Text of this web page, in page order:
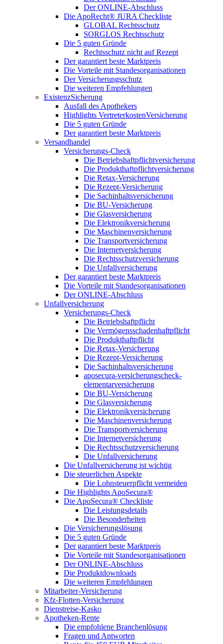
Der ONLINE-Abschluss
Die ApoRecht® JURA Checkliste
GLOBAL Rechtsschutz
SORGLOS Rechtsschutz
Die 5 guten Gründe
Rechtsschutz nicht auf Rezept
Der garantiert beste Marktpreis
Die Vorteile mit Standesorganisationen
Der Versicherungsschutz
Die weiteren Empfehlungen
ExistenzSicherung
Ausfall des Apothekers
Highlights VertreterkostenVersicherung
Die 5 guten Gründe
Der garantiert beste Marktpreis
Versandhandel
Versicherungs-Check
Die Betriebshaftpflichtversicherung
Die Produkthaftpflichtversicherung
Die Retax-Versicherung
Die Rezept-Versicherung
Die Sachinhaltsversicherung
Die BU-Versicherung
Die Glasversicherung
Die Elektronikversicherung
Die Maschinenversicherung
Die Transportversicherung
Die Internetversicherung
Die Rechtsschutzversicherung
Die Unfallversicherung
Der garantiert beste Marktpreis
Die Vorteile mit Standesorganisationen
Der ONLINE-Abschluss
Unfallversicherung
Versicherungs-Check
Die Betriebshaftpflicht
Die Vermögensschadenhaftpflicht
Die Produkthaftpflicht
Die Retax-Versicherung
Die Rezept-Versicherung
Die Sachinhaltsversicherung
aposecura-versicherungscheck-
elementarversicherung
Die BU-Versicherung
Die Glasversicherung
Die Elektronikversicherung
Die Maschinenversicherung
Die Transportversicherung
Die Internetversicherung
Die Rechtsschutzversicherung
Die Unfallversicherung
Die Unfallversicherung ist wichtig
Die steuerlichen Aspekte
Die Lohnsteuerpflicht vermeiden
Die Highlights ApoSecura®
Die ApoSecura® Checkliste
Die Leistungsdetails
Die Besonderheiten
Die Versicherungslösung
Die 5 guten Gründe
Der garantiert beste Marktpreis
Die Vorteile mit Standesorganisationen
Der ONLINE-Abschluss
Die Produktdownloads
Die weiteren Empfehlungen
Mitarbeiter-Versicherung
Kfz-Flotten-Versicherung
Dienstreise-Kasko
Apotheken-Rente
Die empfohlene Branchenlösung
Fragen und Antworten